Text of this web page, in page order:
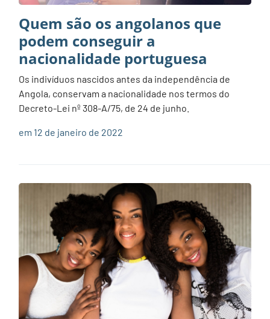
Quem são os angolanos que
podem conseguir a
nacionalidade portuguesa
Os indivíduos nascidos antes da independência de
Angola, conservam a nacionalidade nos termos do
Decreto-Lei nº 308-A/75, de 24 de junho.
em 12 de janeiro de 2022